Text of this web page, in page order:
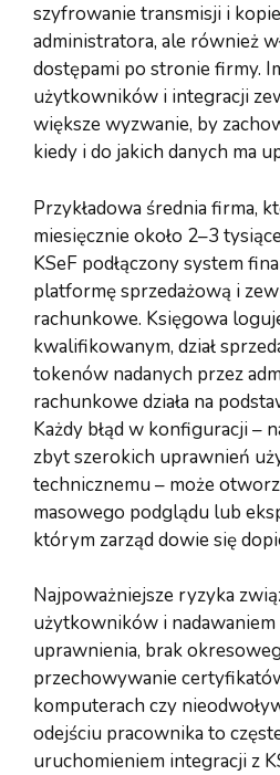
szyfrowanie transmisji i
administratora, ale również
dostępami po stronie firmy.
użytkowników i integracji
większe wyzwanie, by
kiedy i do jakich danych ma
Przykładowa średnia firma,
miesięcznie około 2–3
KSeF podłączony system
platformę sprzedażową i
rachunkowe. Księgowa
kwalifikowanym, dział
tokenów nadanych przez
rachunkowe działa na
Każdy błąd w konfiguracji –
zbyt szerokich uprawnień
technicznemu – może
masowego podglądu lub
którym zarząd dowie się
Najpoważniejsze ryzyka
użytkowników i
uprawnienia, brak
przechowywanie
komputerach czy
odejściu pracownika to
uruchomieniem integracji z